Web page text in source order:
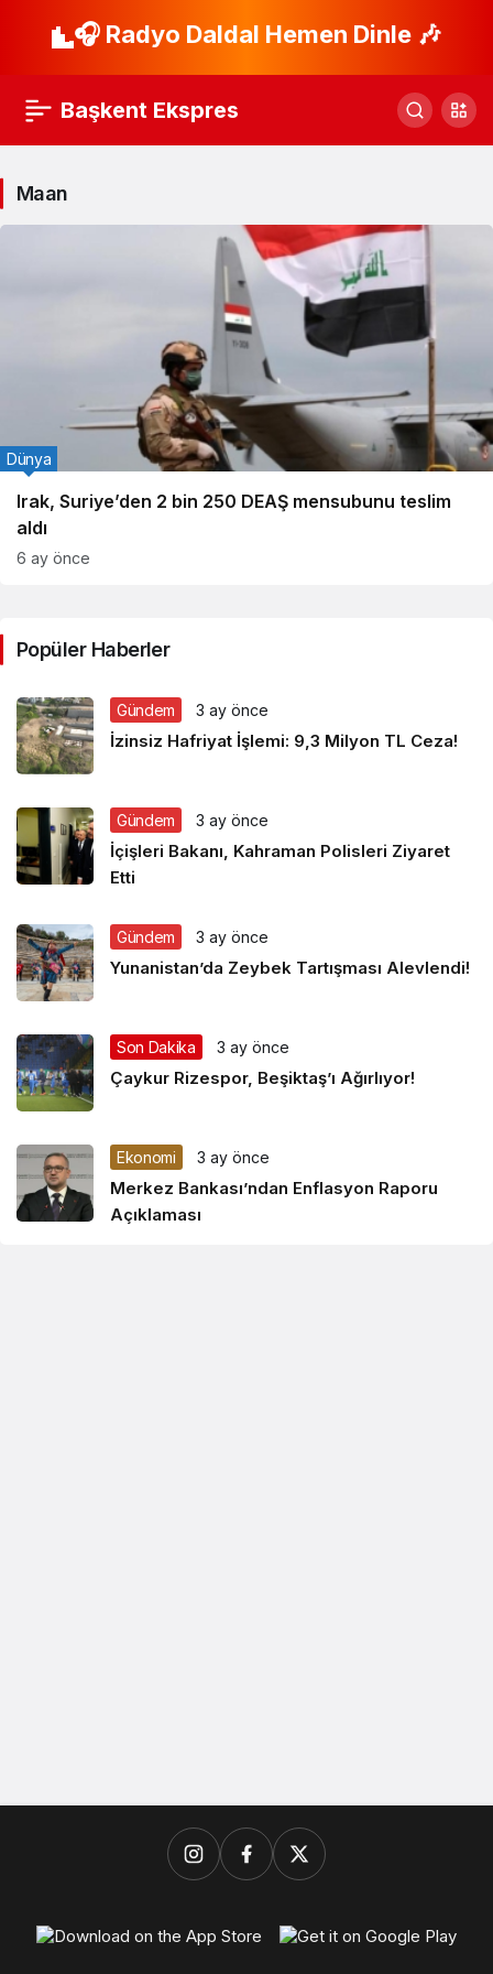
🎧 Radyo Daldal Hemen Dinle 🎶
Başkent Ekspres
Maan
Irak, Suriye’den 2 bin 250 DEAŞ mensubunu teslim
aldı
Dünya
6 ay önce
Popüler Haberler
Gündem 3 ay önce
İzinsiz Hafriyat İşlemi: 9,3 Milyon TL Ceza!
Gündem 3 ay önce
İçişleri Bakanı, Kahraman Polisleri Ziyaret
Etti
Gündem 3 ay önce
Yunanistan’da Zeybek Tartışması Alevlendi!
Son Dakika 3 ay önce
Çaykur Rizespor, Beşiktaş’ı Ağırlıyor!
Ekonomi 3 ay önce
Merkez Bankası’ndan Enflasyon Raporu
Açıklaması